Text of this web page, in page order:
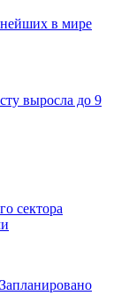
в мире
выросла до 9
сектора